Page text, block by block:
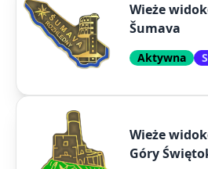
Wieże
Šumava
Aktywna
Wieże
Góry